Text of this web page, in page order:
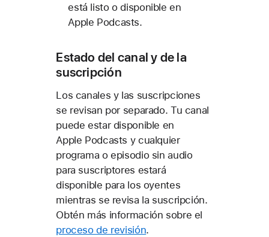
está listo o disponible en
Apple Podcasts.
Estado del canal y de la
suscripción
Los canales y las suscripciones
se revisan por separado. Tu canal
puede estar disponible en
Apple Podcasts y cualquier
programa o episodio sin audio
para suscriptores estará
disponible para los oyentes
mientras se revisa la suscripción.
Obtén más información sobre el
proceso de revisión.